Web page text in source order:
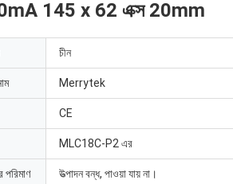
300mA 145 x 62 এক্স 20mm
চীন
Merrytek
CE
MLC18C-P2 এর
পরিমাণ উত্পাদন বন্ধ, পাওয়া যায় না।